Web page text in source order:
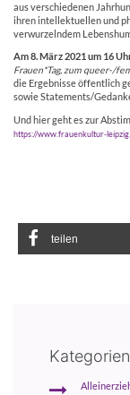
aus verschiedenen
ihren intellektuellen und
verwurzelndem
Am 8. März 2021 um 16
Frauen*Tag, zum queer-/
die Ergebnisse öffentlich
sowie Statements/
Und hier geht es zur
https://www.frauenkultur-
teilen
Kategorien